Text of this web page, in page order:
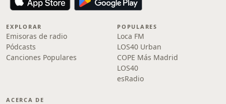
EXPLORAR
Emisoras de radio
Pódcasts
Canciones Populares
POPULARES
Loca FM
LOS40 Urban
COPE Más Madrid
LOS40
esRadio
ACERCA DE